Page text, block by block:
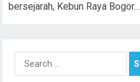
bersejarah, Kebun Raya Bogor…
Search
for: